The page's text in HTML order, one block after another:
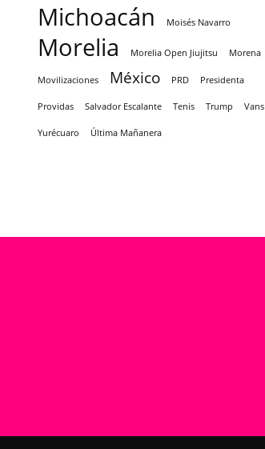
Michoacán Moisés Navarro
Morelia Morelia Open Jiujitsu Morena
Movilizaciones México PRD Presidenta
Providas Salvador Escalante Tenis Trump Vans
Yurécuaro Última Mañanera